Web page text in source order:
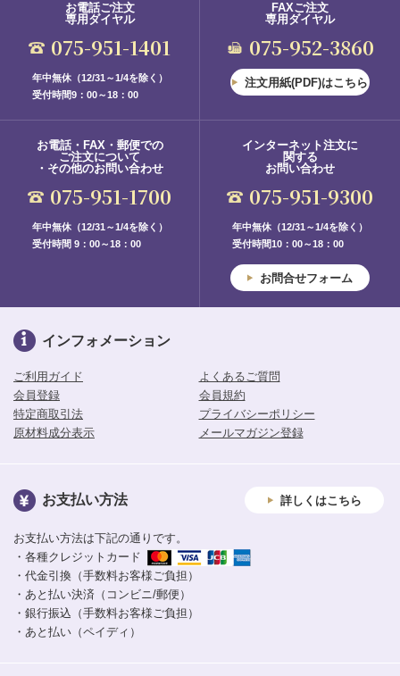
お電話ご注文
専用ダイヤル
075-951-1401
年中無休（12/31～1/4を除く）
受付時間9：00～18：00
FAXご注文
専用ダイヤル
075-952-3860
注文用紙(PDF)はこちら
お電話・FAX・郵便での
ご注文について
・その他のお問い合わせ
075-951-1700
年中無休（12/31～1/4を除く）
受付時間 9：00～18：00
インターネット注文に
関する
お問い合わせ
075-951-9300
年中無休（12/31～1/4を除く）
受付時間10：00～18：00
お問合せフォーム
インフォメーション
ご利用ガイド
よくあるご質問
会員登録
会員規約
特定商取引法
プライバシーポリシー
原材料成分表示
メールマガジン登録
お支払い方法 詳しくはこちら
お支払い方法は下記の通りです。
・各種クレジットカード
・代金引換（手数料お客様ご負担）
・あと払い決済（コンビニ/郵便）
・銀行振込（手数料お客様ご負担）
・あと払い（ペイディ）